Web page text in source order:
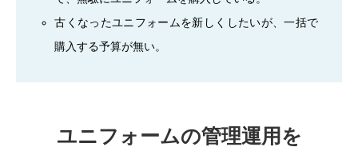
古くなったユニフォームを新しくしたいが、一括で
購入する予算が無い。
ユニフォームの管理運用を